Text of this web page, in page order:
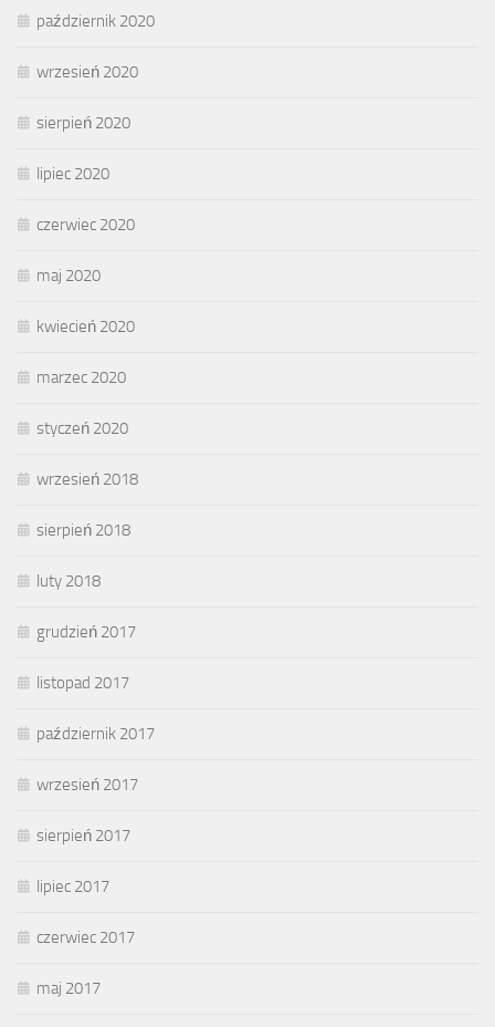
październik 2020
wrzesień 2020
sierpień 2020
lipiec 2020
czerwiec 2020
maj 2020
kwiecień 2020
marzec 2020
styczeń 2020
wrzesień 2018
sierpień 2018
luty 2018
grudzień 2017
listopad 2017
październik 2017
wrzesień 2017
sierpień 2017
lipiec 2017
czerwiec 2017
maj 2017